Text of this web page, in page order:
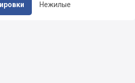
Нежилые